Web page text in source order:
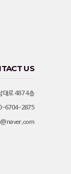
US
대로 487 4층
6704-2875